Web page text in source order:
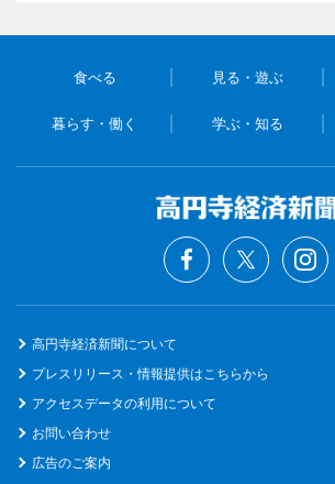
食べる 見る・遊ぶ
暮らす・働く 学ぶ・知る
高円寺経済新聞について
プレスリリース・情報提供はこちらから
アクセスデータの利用について
お問い合わせ
広告のご案内